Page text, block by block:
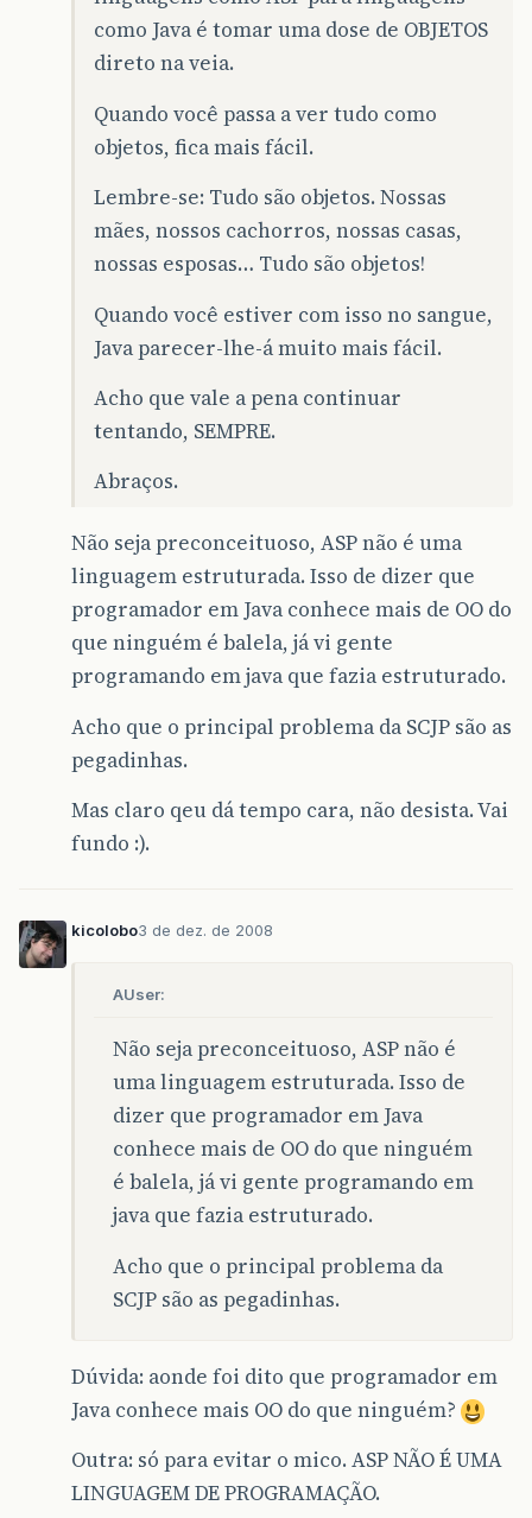
como Java é tomar uma dose de OBJETOS
direto na veia.
Quando você passa a ver tudo como
objetos, fica mais fácil.
Lembre-se: Tudo são objetos. Nossas
mães, nossos cachorros, nossas casas,
nossas esposas… Tudo são objetos!
Quando você estiver com isso no sangue,
Java parecer-lhe-á muito mais fácil.
Acho que vale a pena continuar
tentando, SEMPRE.
Abraços.
Não seja preconceituoso, ASP não é uma
linguagem estruturada. Isso de dizer que
programador em Java conhece mais de OO do
que ninguém é balela, já vi gente
programando em java que fazia estruturado.
Acho que o principal problema da SCJP são as
pegadinhas.
Mas claro qeu dá tempo cara, não desista. Vai
fundo :).
kicolobo3 de dez. de 2008
AUser:
Não seja preconceituoso, ASP não é
uma linguagem estruturada. Isso de
dizer que programador em Java
conhece mais de OO do que ninguém
é balela, já vi gente programando em
java que fazia estruturado.
Acho que o principal problema da
SCJP são as pegadinhas.
Dúvida: aonde foi dito que programador em
Java conhece mais OO do que ninguém?
Outra: só para evitar o mico. ASP NÃO É UMA
LINGUAGEM DE PROGRAMAÇÃO.